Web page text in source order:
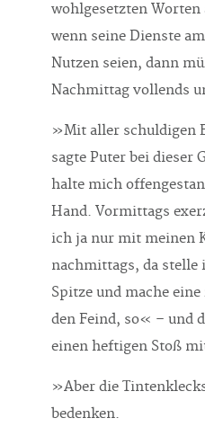
wohlgesetzten Worten
wenn seine Dienste
Nutzen seien, dann
Nachmittag vollends
»Mit aller schuldigen
sagte Puter bei dieser
halte mich
Hand. Vormittags
ich ja nur mit meinen
nachmittags, da stelle
Spitze und mache
den Feind, so« – und
einen heftigen Stoß
»Aber die
bedenken.